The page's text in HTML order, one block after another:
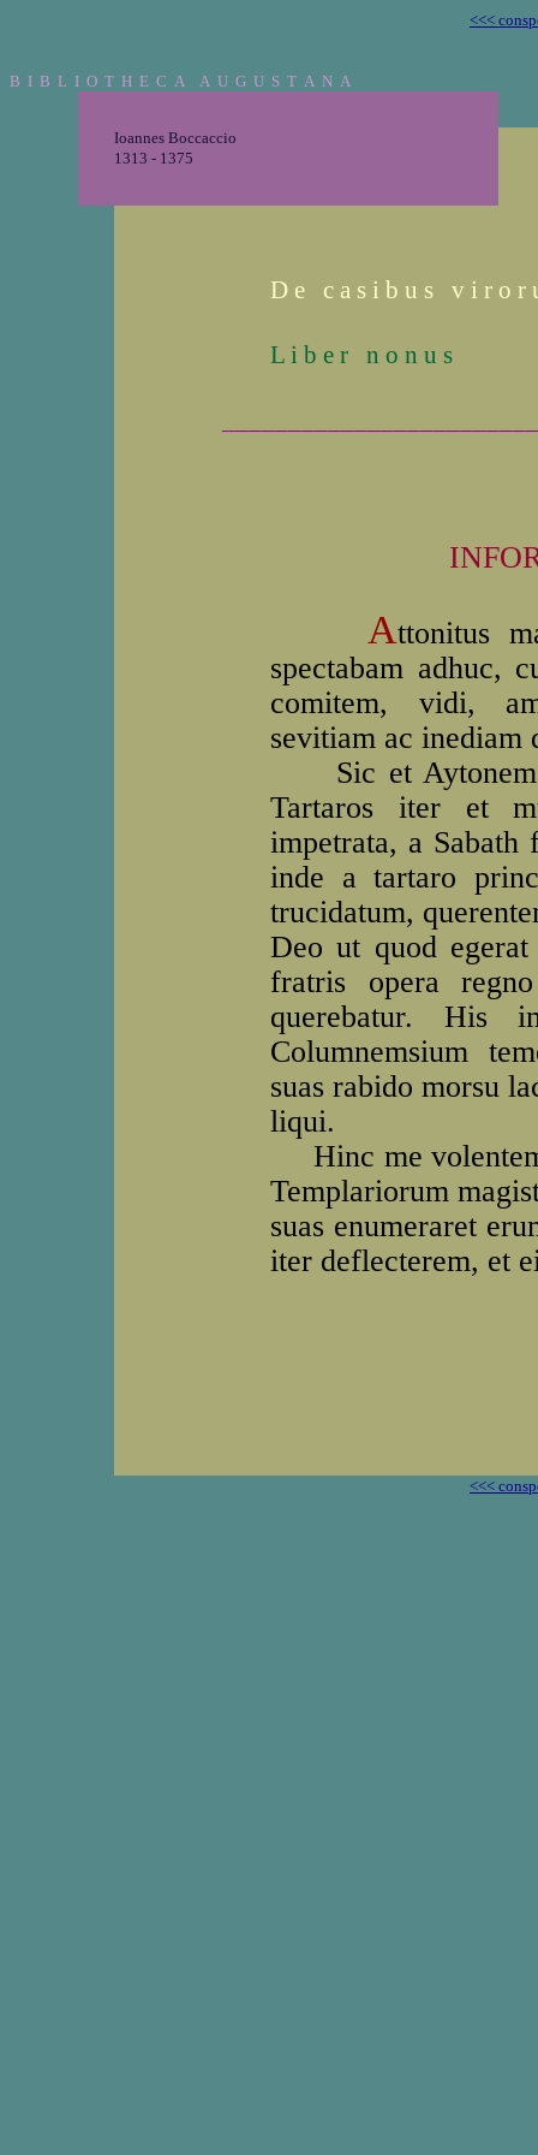
<<<
B I B L I O T H E C A A U G U S T A N A
Ioannes Boccaccio
1313 - 1375
D e c a s i b u s v i r o r
L i b e r n o n u s
Attonitus
spectabam adhuc,
comitem, vidi,
sevitiam ac
Sic et Aytonem,
Tartaros iter et
impetrata, a
inde a tartaro
trucidatum,
Deo ut quod
fratris opera
querebatur. His
Columnemsium
suas rabido morsu
liqui.
Hinc me
Templariorum
suas enumeraret
iter deflecterem, et
<<<